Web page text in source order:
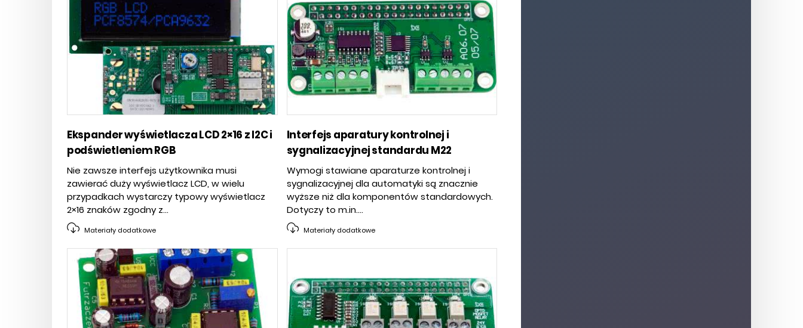
Ekspander wyświetlacza LCD 2×16 z I2C i
podświetleniem RGB
Nie zawsze interfejs użytkownika musi
zawierać duży wyświetlacz LCD, w wielu
przypadkach wystarczy typowy wyświetlacz
2×16 znaków zgodny z...
Materiały dodatkowe
Interfejs aparatury kontrolnej i
sygnalizacyjnej standardu M22
Wymogi stawiane aparaturze kontrolnej i
sygnalizacyjnej dla automatyki są znacznie
wyższe niż dla komponentów standardowych.
Dotyczy to m.in....
Materiały dodatkowe